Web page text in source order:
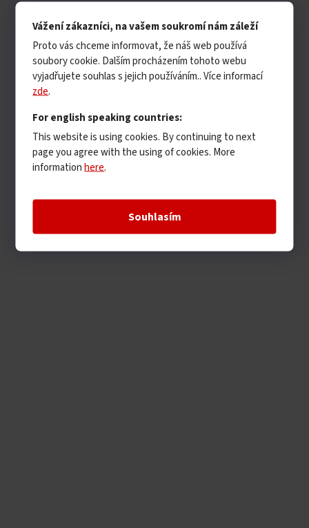
Vážení zákazníci, na vašem soukromí nám záleží
Proto vás chceme informovat, že náš web používá
soubory cookie. Dalším procházením tohoto webu
vyjadřujete souhlas s jejich používáním.. Více informací
zde.
For english speaking countries:
This website is using cookies. By continuing to next
page you agree with the using of cookies. More
informationhere.
Souhlasím